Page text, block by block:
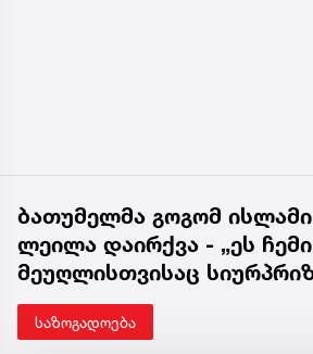
ბათუმელმა გოგომ
ლეილა დაირქვა - „ეს
მეუღლისთვისაც
საზოგადოება